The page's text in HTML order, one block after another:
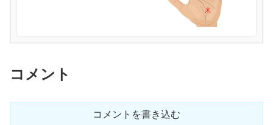
コメント
コメントを書き込む